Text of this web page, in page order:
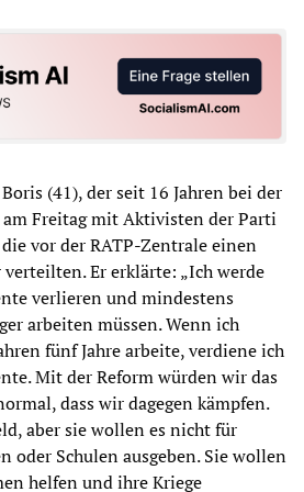
(41), der seit 16 Jahren bei der
am Freitag mit Aktivisten der Parti
vor der RATP-Zentrale einen
Er erklärte: „Ich werde
verlieren und mindestens
arbeiten müssen. Wenn ich
fünf Jahre arbeite, verdiene ich
Mit der Reform würden wir das
dass wir dagegen kämpfen.
aber sie wollen es nicht für
oder Schulen ausgeben. Sie wollen
helfen und ihre Kriege